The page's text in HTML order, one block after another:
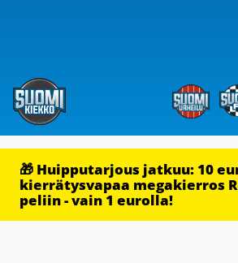
🎁 Huipputarjous jatkuu: 10
kierrätysvapaa megakierros
peliin - vain 1 eurolla!